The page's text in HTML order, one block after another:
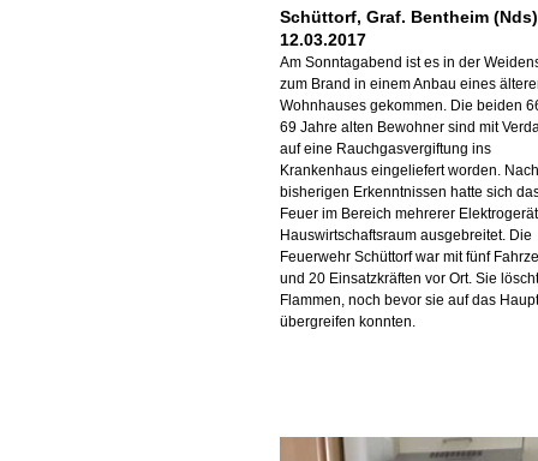
Schüttorf, Graf. Bentheim
12.03.2017
Am Sonntagabend ist es in der
zum Brand in einem Anbau eines
Wohnhauses gekommen. Die beiden
69 Jahre alten Bewohner sind mit
auf eine Rauchgasvergiftung ins
Krankenhaus eingeliefert worden. Nach
bisherigen Erkenntnissen hatte sich
Feuer im Bereich mehrerer
Hauswirtschaftsraum ausgebreitet. Die
Feuerwehr Schüttorf war mit fünf
und 20 Einsatzkräften vor Ort. Sie
Flammen, noch bevor sie auf das
übergreifen konnten.